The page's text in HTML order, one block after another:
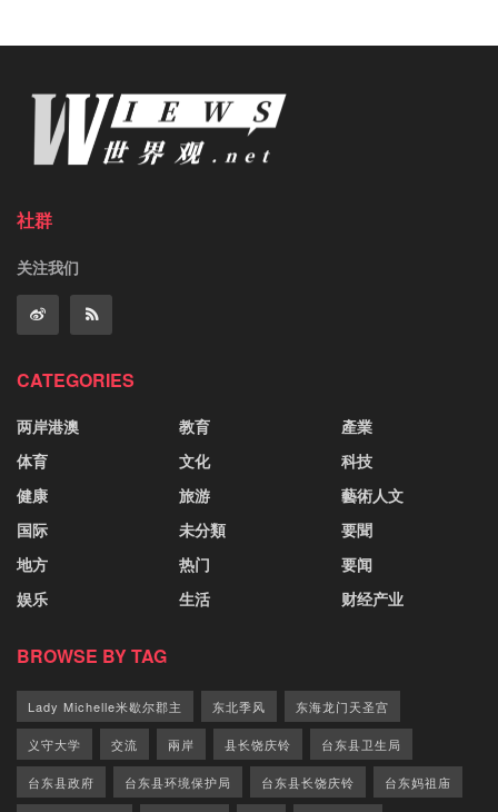
社群
关注我们
CATEGORIES
两岸港澳
体育
健康
国际
地方
娱乐
教育
文化
旅游
未分類
热门
生活
產業
科技
藝術人文
要聞
要闻
财经产业
BROWSE BY TAG
Lady Michelle米歇尔郡主 东北季风 东海龙门天圣宫
义守大学 交流 兩岸 县长饶庆铃 台东县卫生局
台东县政府 台东县环境保护局 台东县长饶庆铃 台东妈祖庙